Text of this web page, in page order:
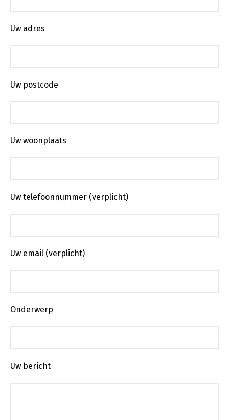
Uw adres
Uw postcode
Uw woonplaats
Uw telefoonnummer (verplicht)
Uw email (verplicht)
Onderwerp
Uw bericht